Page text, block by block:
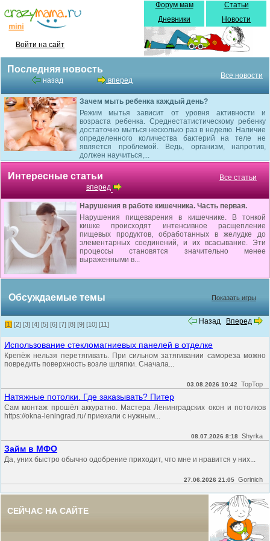
Войти на сайт
Форум мам
Дневники
Статьи
Новости
Последняя новость
назад вперед
Все новости
Зачем мыть ребенка каждый день?
Режим мытья зависит от уровня активности и
возраста ребенка. Среднестатистическому ребенку
достаточно мыться несколько раз в неделю. Наличие
определенного количества бактерий на теле не
является проблемой. Ведь, организм, напротив,
должен научиться,...
Интересные статьи
вперед
Все статьи
Нарушения в работе кишечника. Часть первая.
Нарушения пищеварения в кишечнике. В тонкой
кишке происходят интенсивное расщепление
пищевых про­дуктов, обработанных в желудке до
элементарных соединений, и их всасы­вание. Эти
процессы становятся значительно менее
выраженными в...
Обсуждаемые темы Показать игры
Назад Вперед
[1] [2] [3] [4] [5] [6] [7] [8] [9] [10] [11]
Использование стекломагниевых панелей в отделке
Крепёж нельзя перетягивать. При сильном затягивании самореза можно
повредить поверхность возле шляпки. Сначала...
03.08.2026 10:42 TopTop
Натяжные потолки. Где заказывать? Питер
Сам монтаж прошёл аккуратно. Мастера Ленинградских окон и потолков
https://okna-leningrad.ru/ приехали с нужным...
08.07.2026 8:18 Shyrka
Займ в МФО
Да, уних быстро обычно одобрение приходит, что мне и нравится у них...
27.06.2026 21:05 Gorinich
СЕЙЧАС НА САЙТЕ